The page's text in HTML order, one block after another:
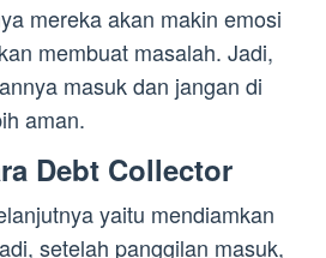
mereka akan makin emosi
membuat masalah. Jadi,
masuk dan jangan di
aman.
Debt Collector
yaitu mendiamkan
setelah panggilan masuk,